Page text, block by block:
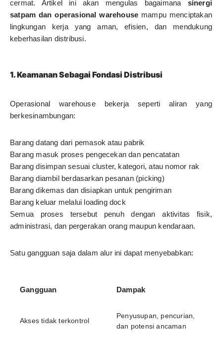
cermat. Artikel ini akan mengulas bagaimana sinergi
satpam dan operasional warehouse mampu menciptakan
lingkungan kerja yang aman, efisien, dan mendukung
keberhasilan distribusi.
1. Keamanan Sebagai Fondasi Distribusi
Operasional warehouse bekerja seperti aliran yang
berkesinambungan:
Barang datang dari pemasok atau pabrik
Barang masuk proses pengecekan dan pencatatan
Barang disimpan sesuai cluster, kategori, atau nomor rak
Barang diambil berdasarkan pesanan (picking)
Barang dikemas dan disiapkan untuk pengiriman
Barang keluar melalui loading dock
Semua proses tersebut penuh dengan aktivitas fisik,
administrasi, dan pergerakan orang maupun kendaraan.
Satu gangguan saja dalam alur ini dapat menyebabkan:
Gangguan Dampak
Akses tidak terkontrol
Penyusupan, pencurian,
dan potensi ancaman